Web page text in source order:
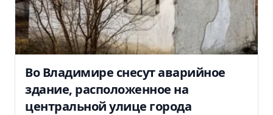
Во Владимире снесут аварийное
здание, расположенное на
центральной улице города